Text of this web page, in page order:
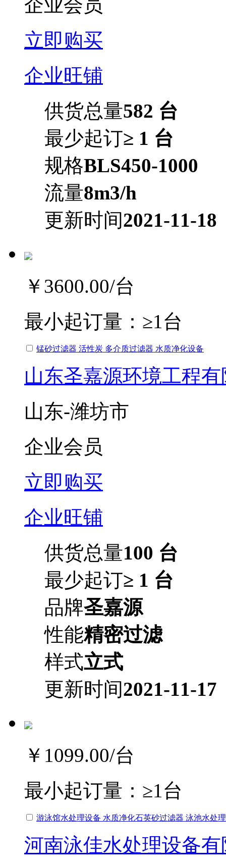
企业会员
立即购买
企业旺铺
供货总量582 台
最少起订≥ 1 台
规格BLS450-1000
流量8m3/h
更新时间2021-11-18
￥3600.00/台
最小起订量： ≥1台
锰砂过滤器 活性炭 多介质过滤器 水质净化设备
山东圣嘉源环境工程
山东-潍坊市
企业会员
立即购买
企业旺铺
供货总量100 台
最少起订≥ 1 台
品牌圣嘉源
性能精密过滤
样式立式
更新时间2021-11-17
￥1099.00/台
最小起订量： ≥1台
游泳馆水处理设备 水质净化石英砂过滤器 泳池水处
河南泳佳水处理设备